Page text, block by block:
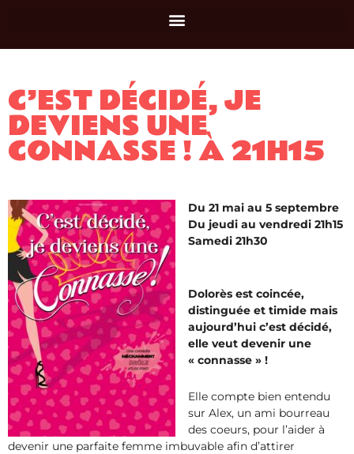
C’EST DÉCIDÉ, JE
DEVIENS UNE
CONNASSE ! À 21H15
Du 21 mai au 5 septembre
Du jeudi au vendredi 21h15
Samedi 21h30
Dolorès est coincée,
distinguée et timide mais
aujourd’hui c’est décidé,
elle veut devenir une
« connasse » !
Elle compte bien entendu
sur Alex, un ami bourreau
des coeurs, pour l’aider à
devenir une parfaite femme imbuvable afin d’attirer